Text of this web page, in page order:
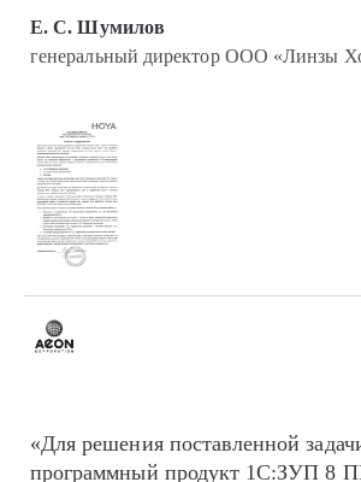
Е. С. Шумилов
генеральный директор ООО «Линзы
«Для решения поставленной
программный продукт 1С:ЗУП 8